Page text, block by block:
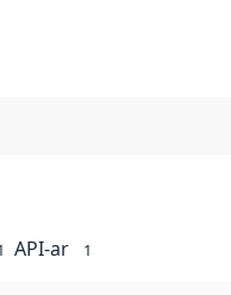
API-ar 1